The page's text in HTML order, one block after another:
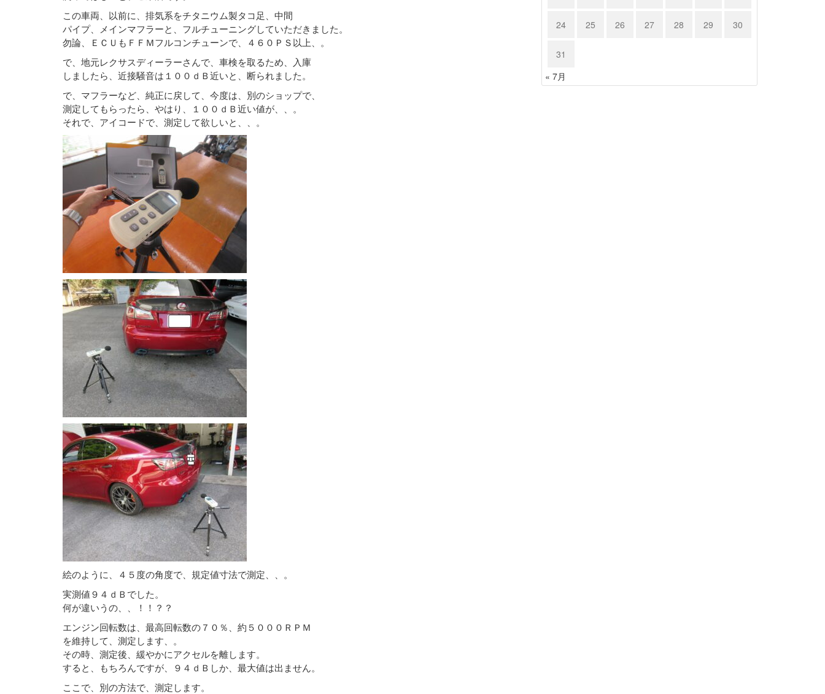
この車両、以前に、排気系をチタニウム製タコ足、中間
パイプ、メインマフラーと、フルチューニングしていただきました。
勿論、ＥＣＵもＦＦＭフルコンチューンで、４６０ＰＳ以上、。
で、地元レクサスディーラーさんで、車検を取るため、入庫
しましたら、近接騒音は１００ｄＢ近いと、断られました。
で、マフラーなど、純正に戻して、今度は、別のショップで、
測定してもらったら、やはり、１００ｄＢ近い値が、、。
それで、アイコードで、測定して欲しいと、、。
絵のように、４５度の角度で、規定値寸法で測定、、。
実測値９４ｄＢでした。
何が違いうの、、！！？？
エンジン回転数は、最高回転数の７０％、約５０００ＲＰＭ
を維持して、測定します、。
その時、測定後、緩やかにアクセルを離します。
すると、もちろんですが、９４ｄＢしか、最大値は出ません。
ここで、別の方法で、測定します。
24 25 26 27 28 29 30
31
« 7月